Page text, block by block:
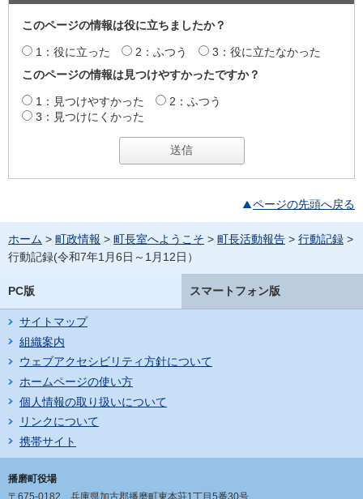
このページの情報は役に立ちましたか？
1：役に立った 2：ふつう
3：役に立たなかった
このページの情報は見つけやすかったですか？
1：見つけやすかった
2：ふつう
3：見つけにくかった
ページの先頭へ戻る
ホーム > 町政情報 > 町長室へようこそ > 町長活動報告 > 行動記録 >
行動記録(令和7年1月6日～1月12日）
PC版 スマートフォン版
サイトマップ
組織案内
ウェブアクセシビリティ方針について
ホームページの使い方
個人情報の取り扱いについて
リンクについて
携帯サイト
播磨町役場